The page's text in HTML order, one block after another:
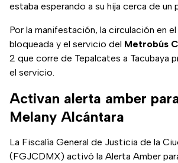
estaba esperando a su hija cerca de un
Por la manifestación, la circulación en
bloqueada y el servicio del Metrobús
2 que corre de Tepalcates a Tacubaya
el servicio.
Activan alerta amber
Melany Alcántara
La Fiscalía General de Justicia de la
(FGJCDMX) activó la Alerta Amber